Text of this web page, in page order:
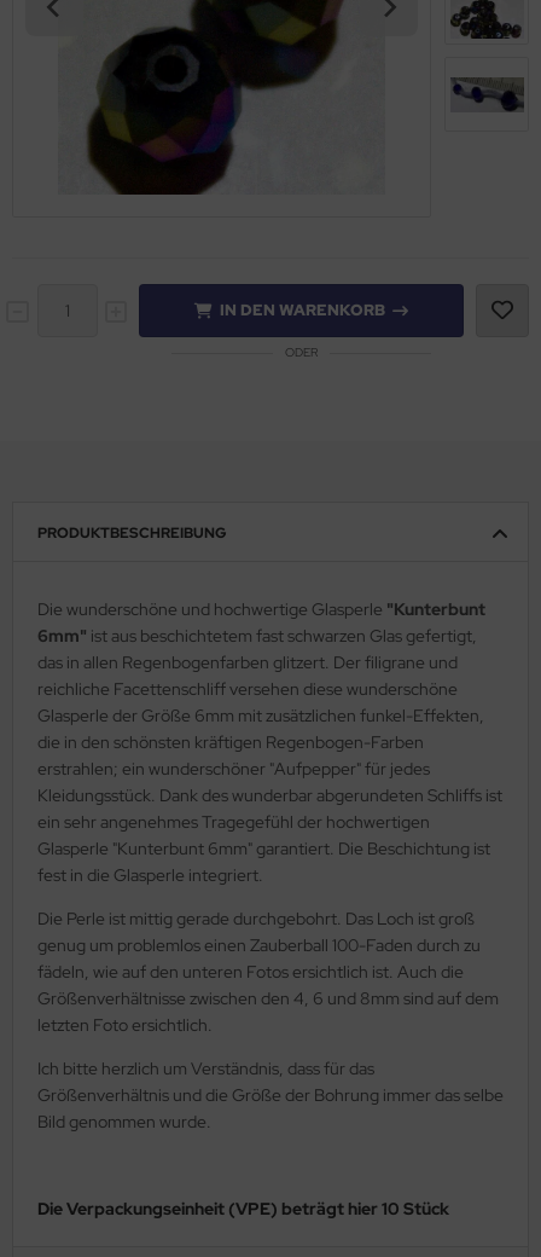
IN DEN WARENKORB
ODER
PRODUKTBESCHREIBUNG
Die wunderschöne und hochwertige Glasperle "Kunterbunt
6mm" ist aus beschichtetem fast schwarzen Glas gefertigt,
das in allen Regenbogenfarben glitzert. Der filigrane und
reichliche Facettenschliff versehen diese wunderschöne
Glasperle der Größe 6mm mit zusätzlichen funkel-Effekten,
die in den schönsten kräftigen Regenbogen-Farben
erstrahlen; ein wunderschöner "Aufpepper" für jedes
Kleidungsstück. Dank des wunderbar abgerundeten Schliffs ist
ein sehr angenehmes Tragegefühl der hochwertigen
Glasperle "Kunterbunt 6mm" garantiert. Die Beschichtung ist
fest in die Glasperle integriert.
Die Perle ist mittig gerade durchgebohrt. Das Loch ist groß
genug um problemlos einen Zauberball 100-Faden durch zu
fädeln, wie auf den unteren Fotos ersichtlich ist. Auch die
Größenverhältnisse zwischen den 4, 6 und 8mm sind auf dem
letzten Foto ersichtlich.
Ich bitte herzlich um Verständnis, dass für das
Größenverhältnis und die Größe der Bohrung immer das selbe
Bild genommen wurde.
Die Verpackungseinheit (VPE) beträgt hier 10 Stück